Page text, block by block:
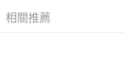
相關推薦